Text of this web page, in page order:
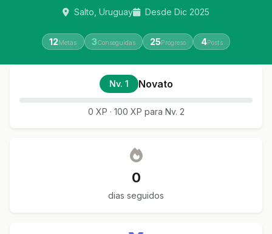
Salto, Uruguay Desde Dic 2025
12Metas 3Conseguidas 25Progreso 4Posts
Nv. 1 Novato
0 XP · 100 XP para Nv. 2
0
dias seguidos